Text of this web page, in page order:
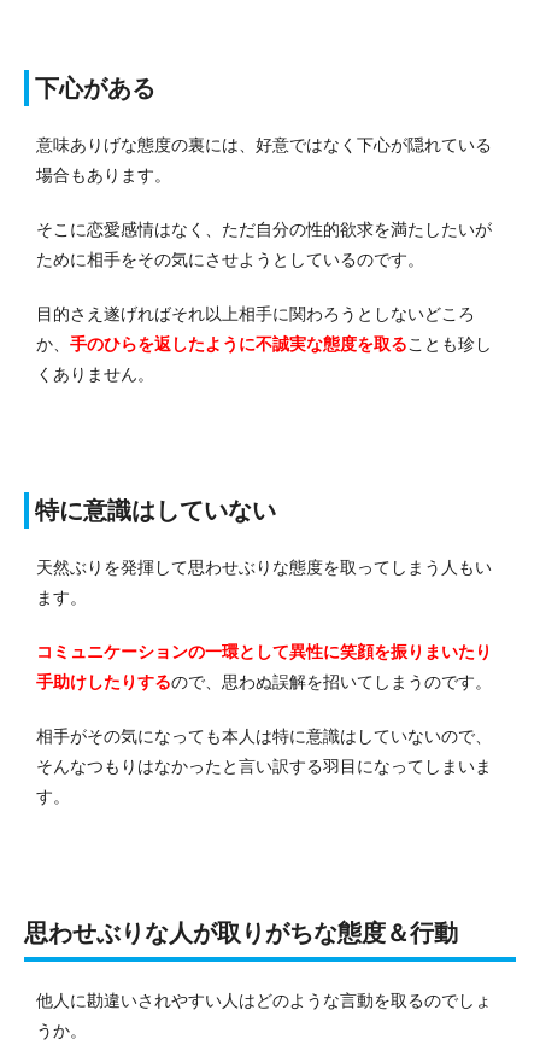
下心がある
意味ありげな態度の裏には、好意ではなく下心が隠れている
場合もあります。
そこに恋愛感情はなく、ただ自分の性的欲求を満たしたいが
ために相手をその気にさせようとしているのです。
目的さえ遂げればそれ以上相手に関わろうとしないどころ
か、 手のひらを返したように不誠実な態度を取ることも珍し
くありません。
特に意識はしていない
天然ぶりを発揮して思わせぶりな態度を取ってしまう人もい
ます。
コミュニケーションの一環として異性に笑顔を振りまいたり
手助けしたりするので、思わぬ誤解を招いてしまうのです。
相手がその気になっても本人は特に意識はしていないので、
そんなつもりはなかったと言い訳する羽目になってしまいま
す。
思わせぶりな人が取りがちな態度＆行動
他人に勘違いされやすい人はどのような言動を取るのでしょ
うか。